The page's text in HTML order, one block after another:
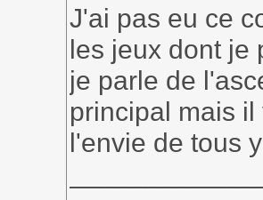
J'ai pas eu ce
les jeux dont je
je parle de
principal mais
l'envie de tous